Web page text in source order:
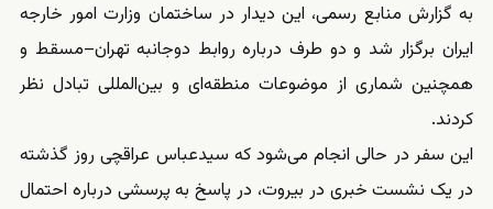
به گزارش منابع رسمی، این دیدار در ساختمان وزارت امور خارجه
ایران برگزار شد و دو طرف درباره روابط دوجانبه تهران–مسقط و
همچنین شماری از موضوعات منطقه‌ای و بین‌المللی تبادل نظر
کردند.
این سفر در حالی انجام می‌شود که سیدعباس عراقچی روز گذشته
در یک نشست خبری در بیروت، در پاسخ به پرسشی درباره احتمال